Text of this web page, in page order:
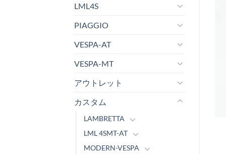
LML4S
PIAGGIO
VESPA-AT
VESPA-MT
アウトレット
カスタム
LAMBRETTA
LML 4SMT-AT
MODERN-VESPA